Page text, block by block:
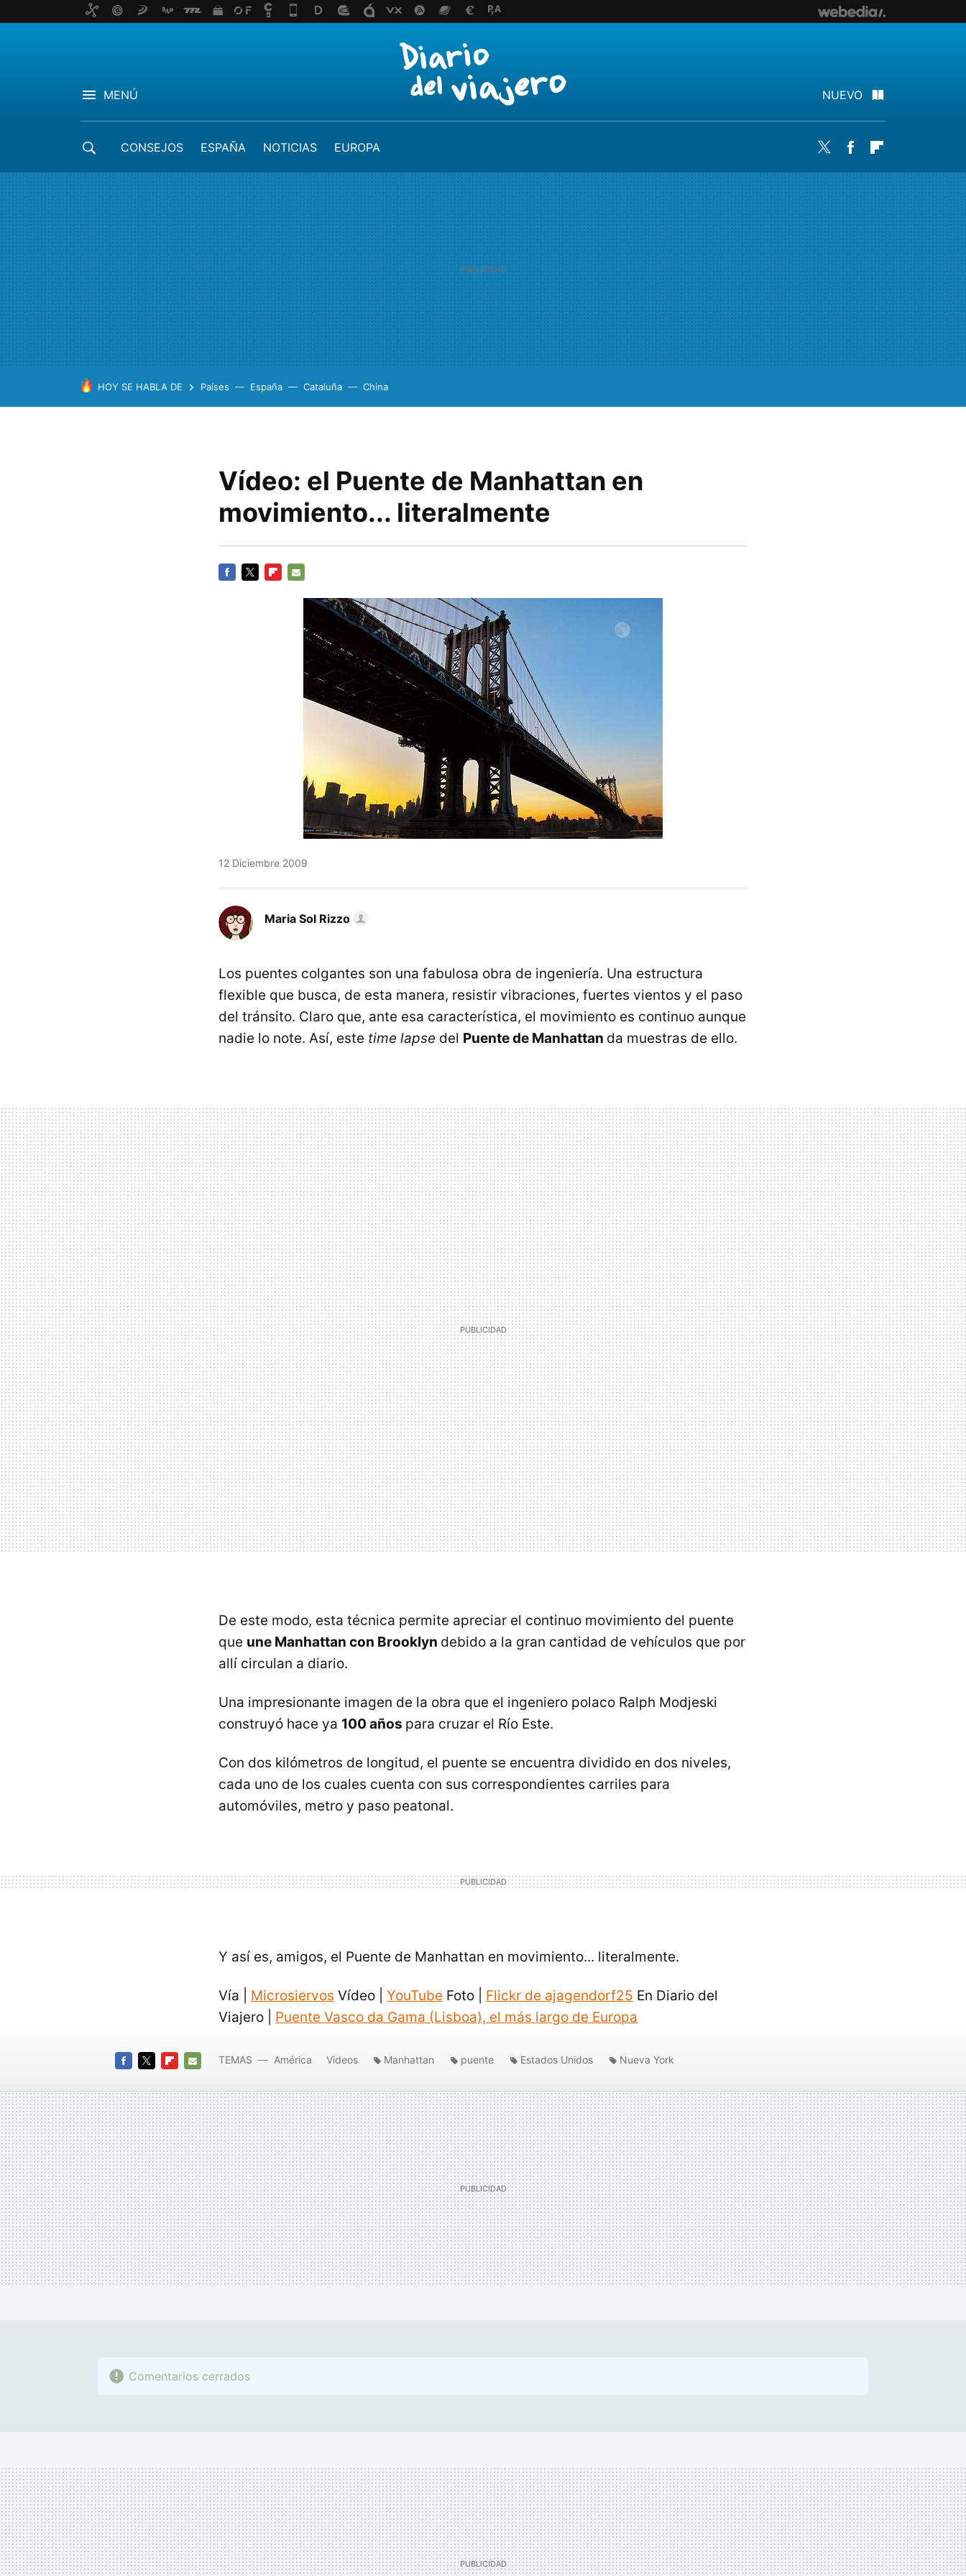
MENÚ NUEVO
CONSEJOS ESPAÑA NOTICIAS EUROPA Twitter Facebook
HOY SE HABLA DE Países España Cataluña China
Vídeo: el Puente de Manhattan en
movimiento... literalmente
12 Diciembre 2009
Maria Sol Rizzo
Los puentes colgantes son una fabulosa obra de ingeniería. Una estructura
flexible que busca, de esta manera, resistir vibraciones, fuertes vientos y el paso
del tránsito. Claro que, ante esa característica, el movimiento es continuo aunque
nadie lo note. Así, este time lapse del Puente de Manhattan da muestras de ello.
De este modo, esta técnica permite apreciar el continuo movimiento del puente
que une Manhattan con Brooklyn debido a la gran cantidad de vehículos que por
allí circulan a diario.
Una impresionante imagen de la obra que el ingeniero polaco Ralph Modjeski
construyó hace ya 100 años para cruzar el Río Este.
Con dos kilómetros de longitud, el puente se encuentra dividido en dos niveles,
cada uno de los cuales cuenta con sus correspondientes carriles para
automóviles, metro y paso peatonal.
Y así es, amigos, el Puente de Manhattan en movimiento... literalmente.
Vía | Microsiervos Vídeo | YouTube Foto | Flickr de ajagendorf25 En Diario del
Viajero | Puente Vasco da Gama (Lisboa), el más largo de Europa
MAIL
TEMAS América Videos Manhattan puente Estados Unidos Nueva York
Comentarios cerrados